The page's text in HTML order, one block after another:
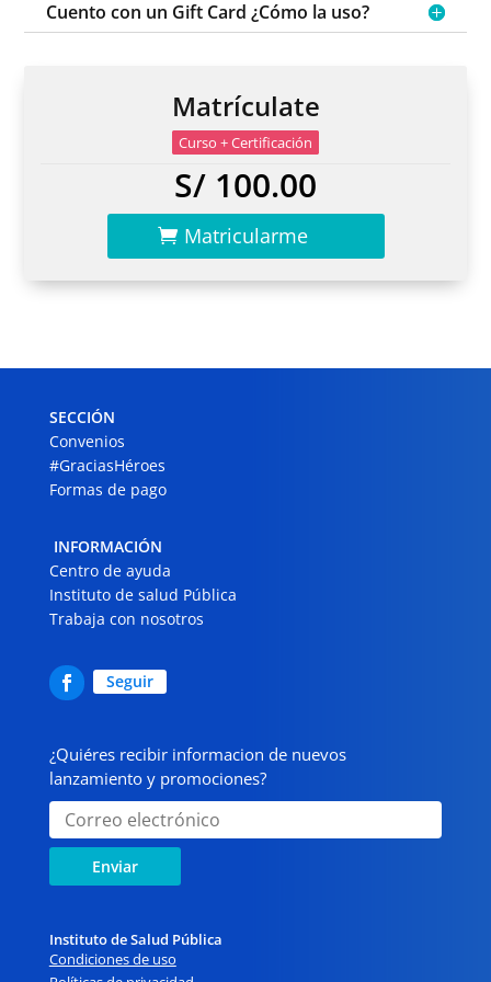
Cuento con un Gift Card ¿Cómo la uso?
Matrículate
Curso + Certificación
S/ 100.00
Matricularme
SECCIÓN
Convenios
#GraciasHéroes
Formas de pago
INFORMACIÓN
Centro de ayuda
Instituto de salud Pública
Trabaja con nosotros
Seguir
¿Quiéres recibir informacion de nuevos
lanzamiento y promociones?
Enviar
Instituto de Salud Pública
Condiciones de uso